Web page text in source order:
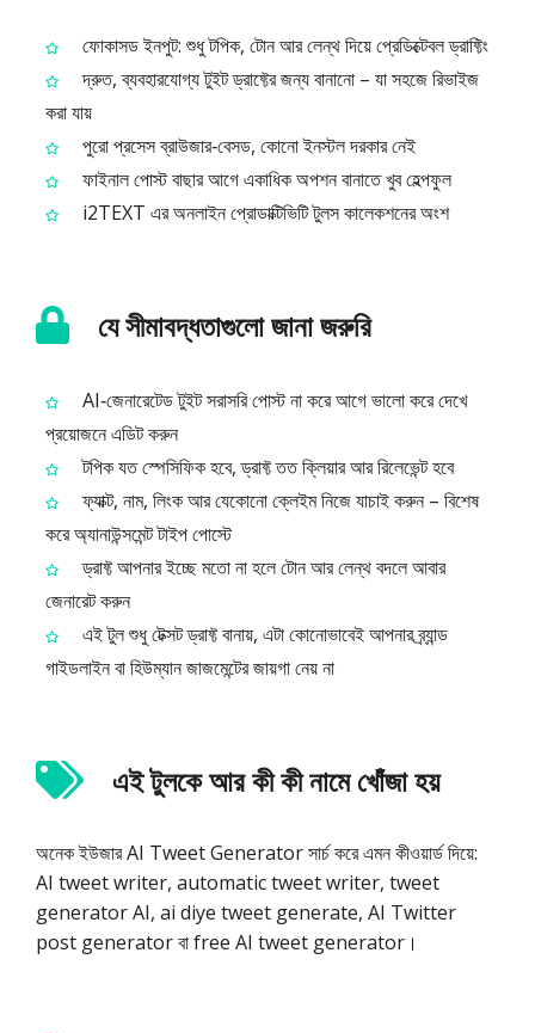
ফোকাসড ইনপুট: শুধু টপিক, টোন আর লেন্থ দিয়ে প্রেডিক্টেবল ড্রাফ্টিং
দ্রুত, ব্যবহারযোগ্য টুইট ড্রাফ্টের জন্য বানানো – যা সহজে রিভাইজ
করা যায়
পুরো প্রসেস ব্রাউজার‑বেসড, কোনো ইনস্টল দরকার নেই
ফাইনাল পোস্ট বাছার আগে একাধিক অপশন বানাতে খুব হেল্পফুল
i2TEXT এর অনলাইন প্রোডাক্টিভিটি টুলস কালেকশনের অংশ
যে সীমাবদ্ধতাগুলো জানা জরুরি
AI‑জেনারেটেড টুইট সরাসরি পোস্ট না করে আগে ভালো করে দেখে
প্রয়োজনে এডিট করুন
টপিক যত স্পেসিফিক হবে, ড্রাফ্ট তত ক্লিয়ার আর রিলেভেন্ট হবে
ফ্যাক্ট, নাম, লিংক আর যেকোনো ক্লেইম নিজে যাচাই করুন – বিশেষ
করে অ্যানাউন্সমেন্ট টাইপ পোস্টে
ড্রাফ্ট আপনার ইচ্ছে মতো না হলে টোন আর লেন্থ বদলে আবার
জেনারেট করুন
এই টুল শুধু টেক্সট ড্রাফ্ট বানায়, এটা কোনোভাবেই আপনার ব্র্যান্ড
গাইডলাইন বা হিউম্যান জাজমেন্টের জায়গা নেয় না
এই টুলকে আর কী কী নামে খোঁজা হয়
অনেক ইউজার AI Tweet Generator সার্চ করে এমন কীওয়ার্ড দিয়ে:
AI tweet writer, automatic tweet writer, tweet
generator AI, ai diye tweet generate, AI Twitter
post generator বা free AI tweet generator।